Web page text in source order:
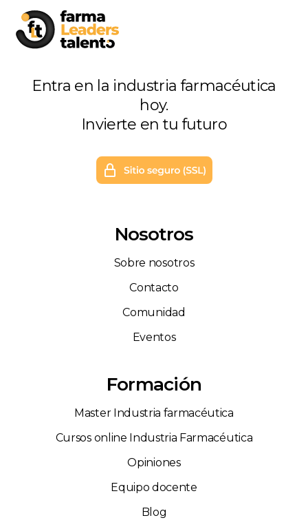
Entra en la industria farmacéutica
hoy.
Invierte en tu futuro
Nosotros
Sobre nosotros
Contacto
Comunidad
Eventos
Formación
Master Industria farmacéutica
Cursos online Industria Farmacéutica
Opiniones
Equipo docente
Blog